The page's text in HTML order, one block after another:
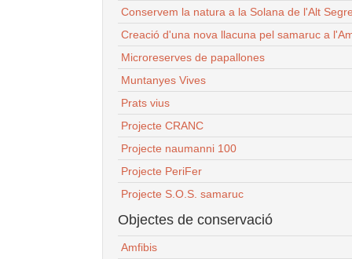
Conservem la natura a la Solana de l'Alt
Creació d'una nova llacuna pel samaruc a
Microreserves de papallones
Muntanyes Vives
Prats vius
Projecte CRANC
Projecte naumanni 100
Projecte PeriFer
Projecte S.O.S. samaruc
Objectes de conservació
Amfibis